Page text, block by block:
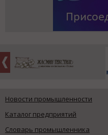
Новости промышленности
Каталог предприятий
Словарь промышленника